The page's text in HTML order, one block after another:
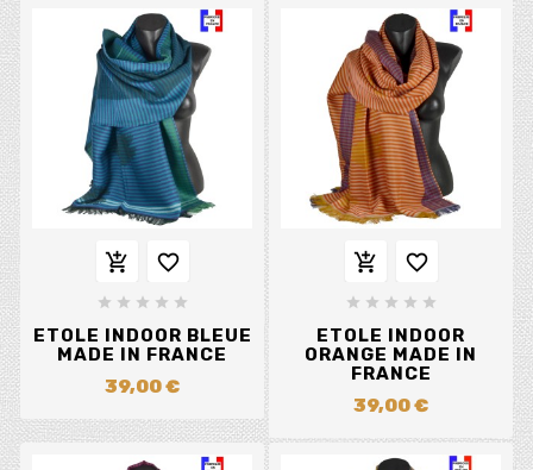
 
    
ETOLE INDOOR BLEUE
MADE IN FRANCE
39,00 €
 
    
ETOLE INDOOR
ORANGE MADE IN
FRANCE
39,00 €